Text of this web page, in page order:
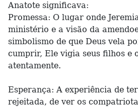
Anatote significava:
Promessa: O lugar onde
ministério e a visão da
simbolismo de que Deus vela
cumprir, Ele vigia seus filhos e
atentamente.
Esperança: A experiência de
rejeitada, de ver os